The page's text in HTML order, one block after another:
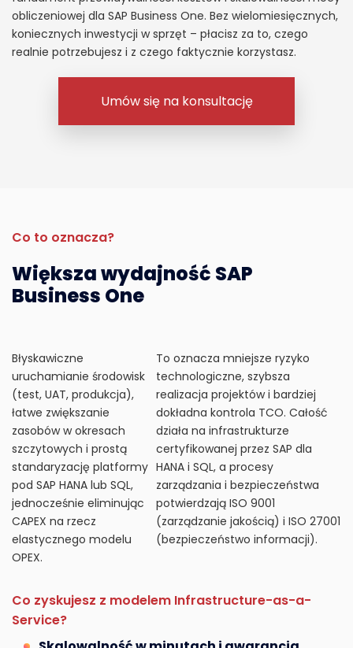
obliczeniowej dla SAP Business One. Bez wielomiesięcznych,
koniecznych inwestycji w sprzęt – płacisz za to, czego
realnie potrzebujesz i z czego faktycznie korzystasz.
Umów się na konsultację
Co to oznacza?
Większa wydajność SAP
Business One
Błyskawiczne
uruchamianie środowisk
(test, UAT, produkcja),
łatwe zwiększanie
zasobów w okresach
szczytowych i prostą
standaryzację platformy
pod SAP HANA lub SQL,
jednocześnie eliminując
CAPEX na rzecz
elastycznego modelu
OPEX.
To oznacza mniejsze ryzyko
technologiczne, szybsza
realizacja projektów i bardziej
dokładna kontrola TCO. Całość
działa na infrastrukturze
certyfikowanej przez SAP dla
HANA i SQL, a procesy
zarządzania i bezpieczeństwa
potwierdzają ISO 9001
(zarządzanie jakością) i ISO 27001
(bezpieczeństwo informacji).
Co zyskujesz z modelem Infrastructure-as-a-
Service?